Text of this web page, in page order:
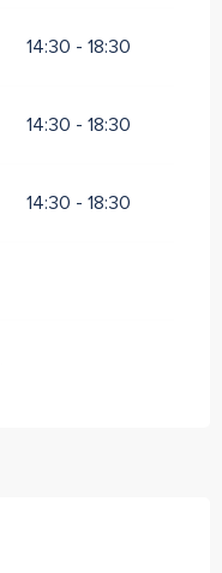
14:30 - 18:30
14:30 - 18:30
14:30 - 18:30